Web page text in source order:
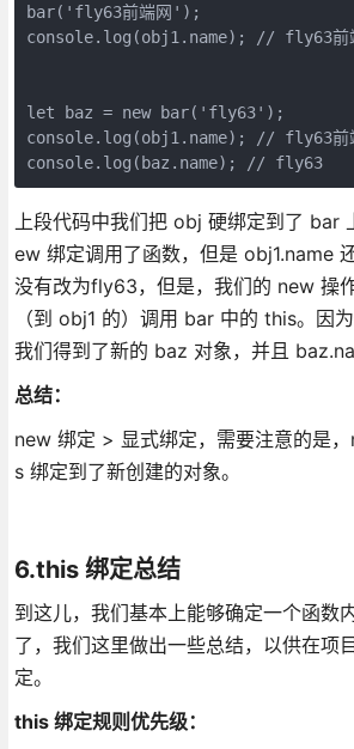
bar('fly63前端网');
console.log(obj1.name); // fly63前
let baz = new bar('fly63');
console.log(obj1.name); // fly63前
console.log(baz.name); // fly63
上段代码中我们把 obj 硬绑定到了 bar
ew 绑定调用了函数，但是 obj1.name
没有改为fly63，但是，我们的 new 操
（到 obj1 的）调用 bar 中的 this。因
我们得到了新的 baz 对象，并且
总结：
new 绑定 > 显式绑定，需要注意的是
s 绑定到了新创建的对象。
6.this 绑定总结
到这儿，我们基本上能够确定一个函数
了，我们这里做出一些总结，以供在项
定。
this 绑定规则优先级：